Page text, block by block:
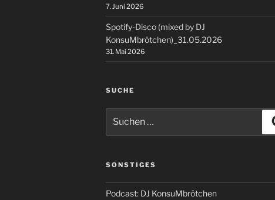
7. Juni 2026
Spotify-Disco (mixed by DJ
KonsuMbrötchen)_31.05.2026
31. Mai 2026
SUCHE
nach:
SONSTIGES
Podcast: DJ KonsuMbrötchen